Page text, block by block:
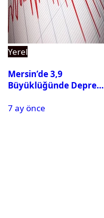
Yerel
Mersin’de 3,9
Büyüklüğünde Deprem
7 ay önce